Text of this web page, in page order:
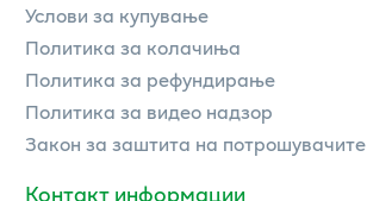
Услови за купување
Политика за колачиња
Политика за рефундирање
Политика за видео надзор
Закон за заштита на потрошувачите
Контакт информации